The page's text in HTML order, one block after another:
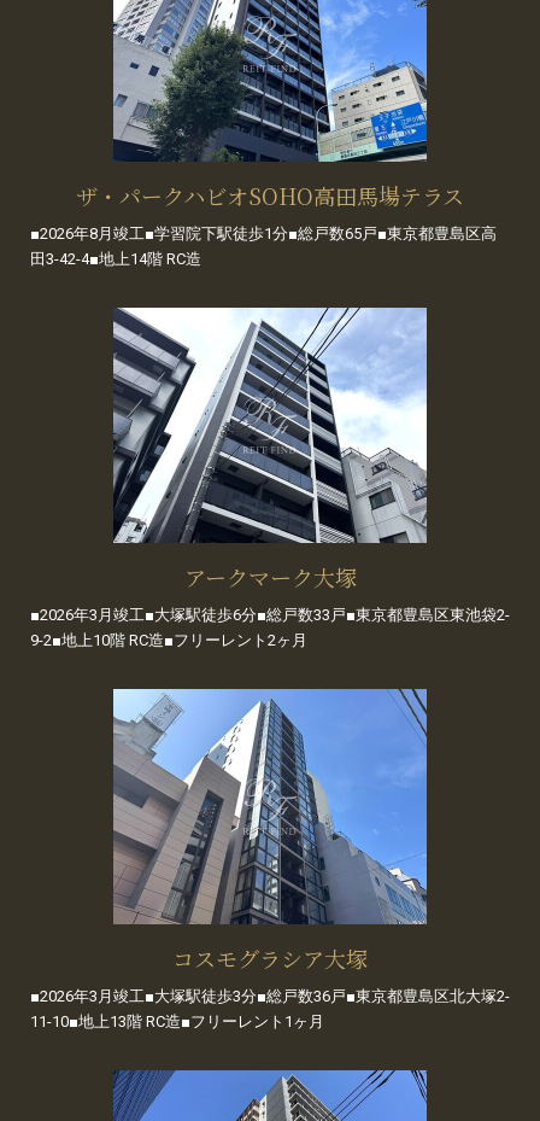
ザ・パークハビオSOHO高田馬場テラス
■2026年8月竣工■学習院下駅徒歩1分■総戸数65戸■東京都豊島区高
田3-42-4■地上14階 RC造
アークマーク大塚
■2026年3月竣工■大塚駅徒歩6分■総戸数33戸■東京都豊島区東池袋2-
9-2■地上10階 RC造■フリーレント2ヶ月
コスモグラシア大塚
■2026年3月竣工■大塚駅徒歩3分■総戸数36戸■東京都豊島区北大塚2-
11-10■地上13階 RC造■フリーレント1ヶ月